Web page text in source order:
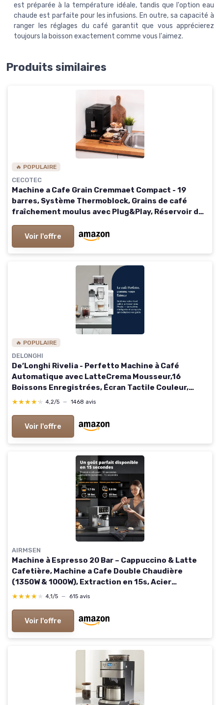
est préparée à la température idéale, tandis que l'option eau
chaude est parfaite pour les infusions. En outre, sa capacité à
ranger les réglages du café garantit que vous apprécierez
toujours la boisson exactement comme vous l'aimez.
Produits similaires
🔥 POPULAIRE
CECOTEC
Machine a Cafe Grain Cremmaet Compact - 19
barres, Système Thermoblock, Grains de café
fraîchement moulus avec Plug&Play, Réservoir de
Voir l'offre
🔥 POPULAIRE
DELONGHI
De’Longhi Rivelia - Perfetto Machine à Café
Automatique avec LatteCrema Mousseur,16
Boissons Enregistrées, Écran Tactile Couleur,
Réservoir à Grains Interchangeables, Blanc
Blanc
★★★★★
★★★★★ 4,2/5 — 1468 avis
Voir l'offre
AIRMSEN
Machine à Espresso 20 Bar – Cappuccino & Latte
Cafetière, Machine a Cafe Double Chaudière
(1350W & 1000W), Extraction en 15s, Acier
Inoxydable, Amovible Réservoir d'Eau 1,8L, Écran
★★★★★
★★★★★ 4,1/5 — 615 avis
Voir l'offre